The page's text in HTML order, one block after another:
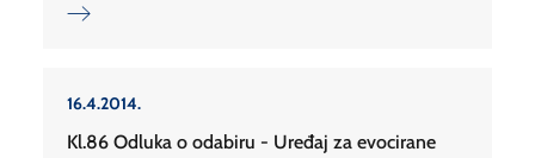
16.4.2014.
Kl.86 Odluka o odabiru - Uređaj za evocirane